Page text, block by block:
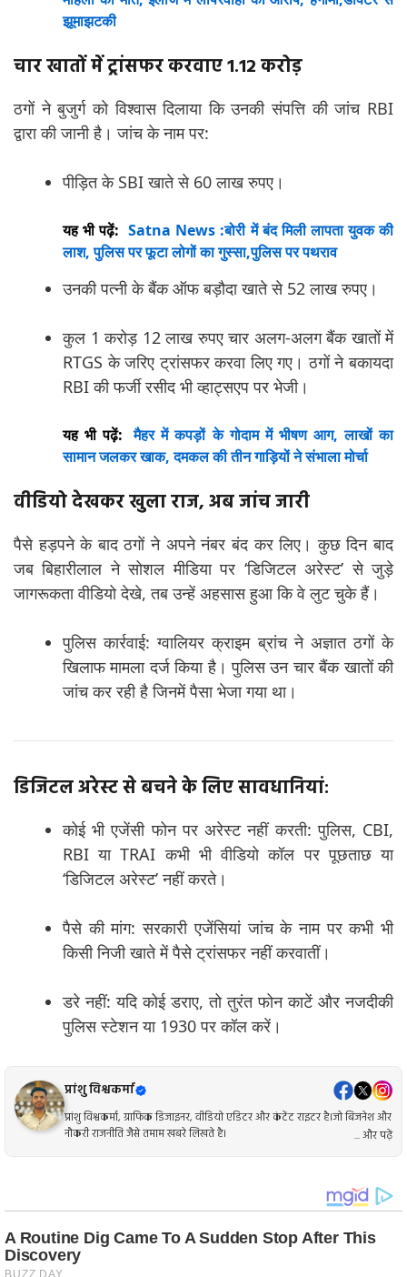
झूमाझटकी
चार खातों में ट्रांसफर करवाए 1.12 करोड़
ठगों ने बुजुर्ग को विश्वास दिलाया कि उनकी संपत्ति की जांच RBI
द्वारा की जानी है। जांच के नाम पर:
पीड़ित के SBI खाते से 60 लाख रुपए।
यह भी पढ़ें: Satna News :बोरी में बंद मिली लापता युवक की
लाश, पुलिस पर फूटा लोगों का गुस्सा,पुलिस पर पथराव
उनकी पत्नी के बैंक ऑफ बड़ौदा खाते से 52 लाख रुपए।
कुल 1 करोड़ 12 लाख रुपए चार अलग-अलग बैंक खातों में
RTGS के जरिए ट्रांसफर करवा लिए गए। ठगों ने बकायदा
RBI की फर्जी रसीद भी व्हाट्सएप पर भेजी।
यह भी पढ़ें:
मैहर में कपड़ों के गोदाम में भीषण आग, लाखों का
सामान जलकर खाक, दमकल की तीन गाड़ियों ने संभाला मोर्चा
वीडियो देखकर खुला राज, अब जांच जारी
पैसे हड़पने के बाद ठगों ने अपने नंबर बंद कर लिए। कुछ दिन बाद
जब बिहारीलाल ने सोशल मीडिया पर ‘डिजिटल अरेस्ट’ से जुड़े
जागरूकता वीडियो देखे, तब उन्हें अहसास हुआ कि वे लुट चुके हैं।
पुलिस कार्रवाई: ग्वालियर क्राइम ब्रांच ने अज्ञात ठगों के
खिलाफ मामला दर्ज किया है। पुलिस उन चार बैंक खातों की
जांच कर रही है जिनमें पैसा भेजा गया था।
डिजिटल अरेस्ट से बचने के लिए सावधानियां:
कोई भी एजेंसी फोन पर अरेस्ट नहीं करती: पुलिस, CBI,
RBI या TRAI कभी भी वीडियो कॉल पर पूछताछ या
‘डिजिटल अरेस्ट’ नहीं करते।
पैसे की मांग: सरकारी एजेंसियां जांच के नाम पर कभी भी
किसी निजी खाते में पैसे ट्रांसफर नहीं करवातीं।
डरे नहीं: यदि कोई डराए, तो तुरंत फोन काटें और नजदीकी
पुलिस स्टेशन या 1930 पर कॉल करें।
प्रांशु विश्वकर्मा
प्रांशु विश्वकर्मा, ग्राफिक डिजाइनर, वीडियो एडिटर और कंटेंट राइटर है।जो बिजनेश और
नौकरी राजनीति जैसे तमाम खबरे लिखते है।
... और पढ़ें